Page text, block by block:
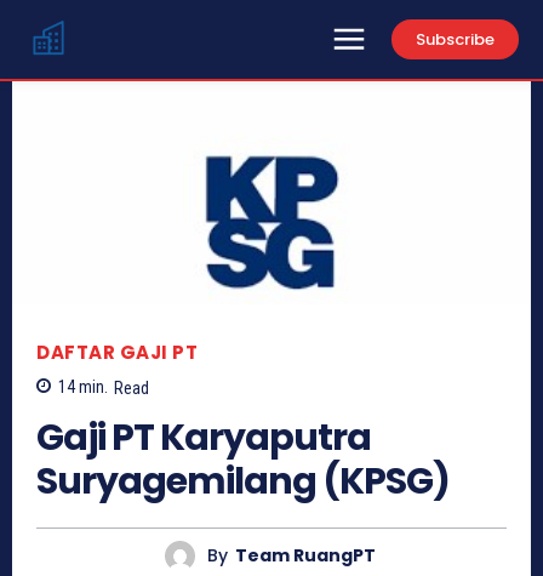
Subscribe
DAFTAR GAJI PT
14min. Read
Gaji PT Karyaputra
Suryagemilang (KPSG)
By Team RuangPT